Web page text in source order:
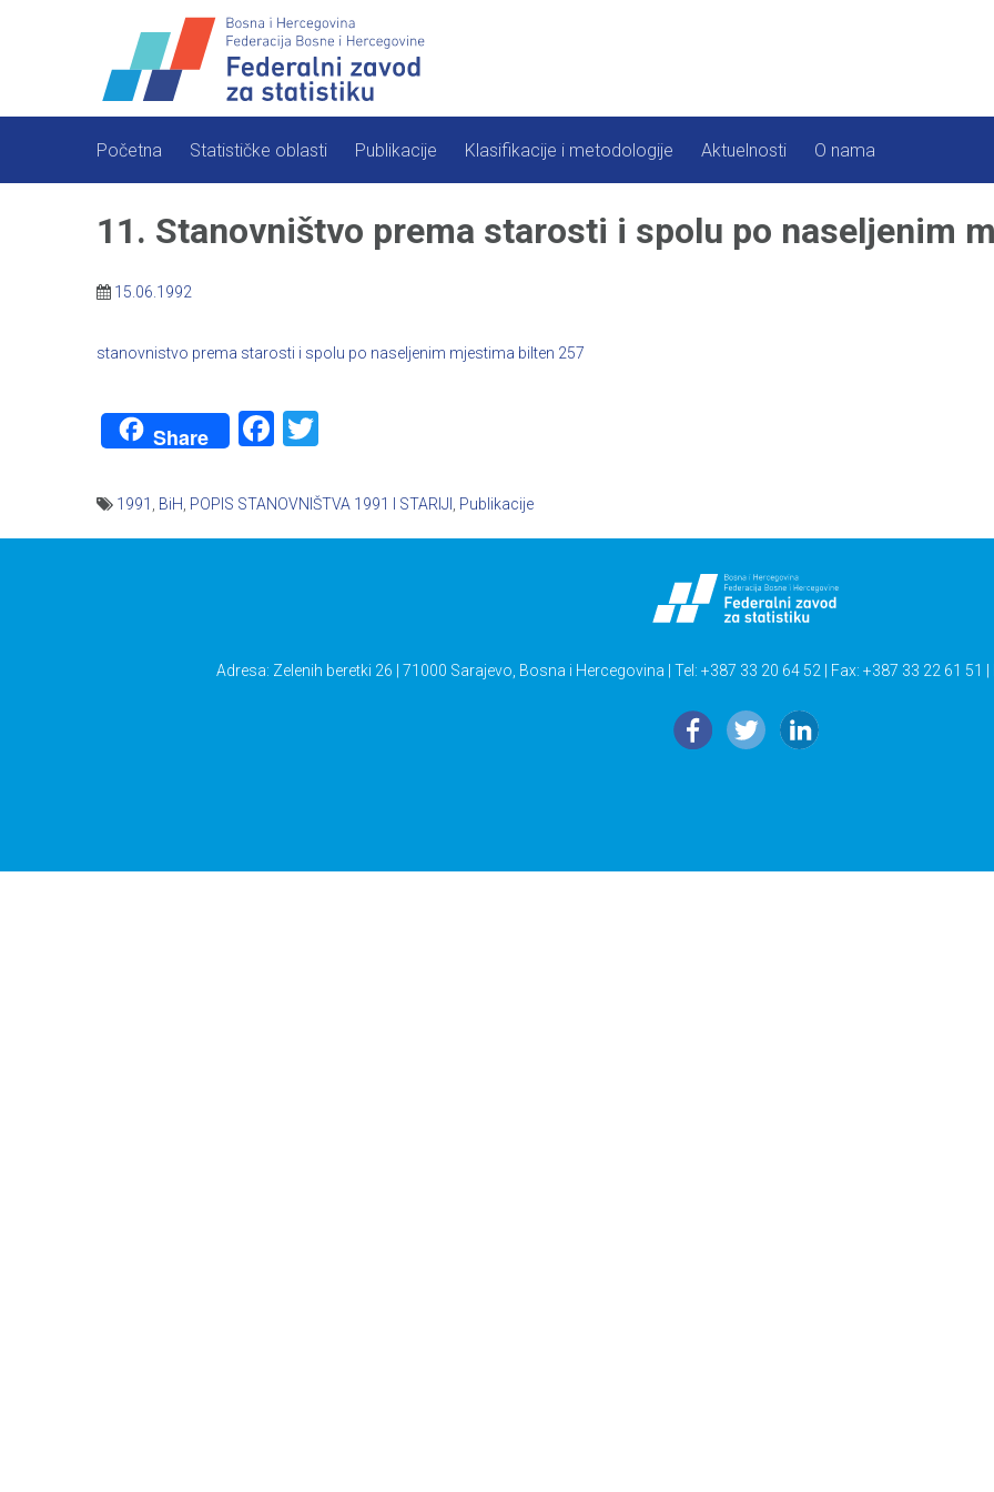
Početna Statističke oblasti Publikacije Klasifikacije i metodologije Aktuelnosti O nama
11. Stanovništvo prema starosti i spolu po naseljenim
15.06.1992
stanovnistvo prema starosti i spolu po naseljenim mjestima bilten 257
Share Facebook
1991 BiH POPIS STANOVNIŠTVA 1991 I STARIJI Publikacije
Adresa: Zelenih beretki 26 | 71000 Sarajevo, Bosna i Hercegovina | Tel: +387 33 20 64 52 | Fax: +387 33 22 61 51 |